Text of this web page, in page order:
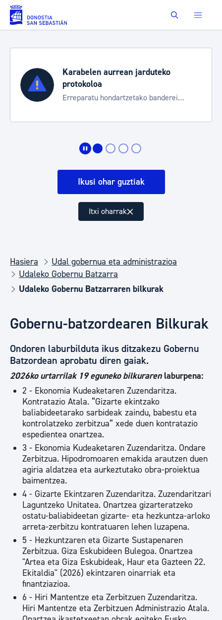
Eduki nagusira joan Buscar
Karabelen aurrean jarduteko
protokoloa
Erreparatu hondartzetako banderei
Ikusi ohar guztiak
Itxi oharrak
Hasiera
Udal gobernua eta administrazioa
Udaleko Gobernu Batzarra
Udaleko Gobernu Batzarraren bilkurak
Gobernu-batzordearen Bilkurak
Ondoren laburbilduta ikus ditzakezu Gobernu
Batzordean aprobatu diren gaiak.
2026ko urtarrilak 19 eguneko bilkurarenlaburpena:
2 - Ekonomia Kudeaketaren Zuzendaritza.
Kontratazio Atala. “Gizarte ekintzako
baliabideetarako sarbideak zaindu, babestu eta
kontrolatzeko zerbitzua” xede duen kontratazio
espedientea onartzea.
3 - Ekonomia Kudeaketaren Zuzendaritza. Ondare
Zerbitzua. Hipodromoaren emakida arautzen duen
agiria aldatzea eta aurkeztutako obra-proiektua
baimentzea.
4 - Gizarte Ekintzaren Zuzendaritza. Zuzendaritzari
Laguntzeko Unitatea. Onartzea gizarteratzeko
ostatu-baliabideetan gizarte- eta hezkuntza-arloko
arreta-zerbitzu kontratuaren lehen luzapena.
5 - Hezkuntzaren eta Gizarte Sustapenaren
Zerbitzua. Giza Eskubideen Bulegoa. Onartzea
"Artea eta Giza Eskubideak, Haur eta Gazteen 22.
Ekitaldia" (2026) ekintzaren oinarriak eta
finantziazioa.
6 - Hiri Mantentze eta Zerbitzuen Zuzendaritza.
Hiri Mantentze eta Zerbitzuen Administrazio Atala.